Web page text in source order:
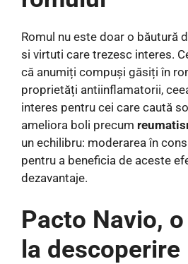
Romul nu este doar o băutură
si virtuti care trezesc interes.
că anumiți compuși găsiți în
proprietăți antiinflamatorii,
interes pentru cei care caută
ameliora boli precum
un echilibru: moderarea în
pentru a beneficia de aceste
dezavantaje.
Pacto Navio,
la descoperire